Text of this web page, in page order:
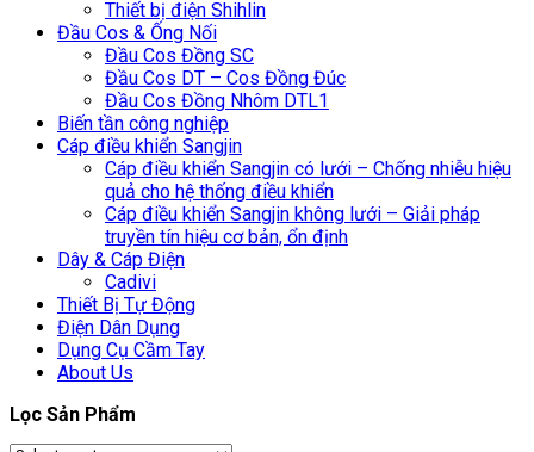
Thiết bị điện Shihlin
Đầu Cos & Ống Nối
Đầu Cos Đồng SC
Đầu Cos DT – Cos Đồng Đúc
Đầu Cos Đồng Nhôm DTL1
Biến tần công nghiệp
Cáp điều khiển Sangjin
Cáp điều khiển Sangjin có lưới – Chống nhiễu hiệu
quả cho hệ thống điều khiển
Cáp điều khiển Sangjin không lưới – Giải pháp
truyền tín hiệu cơ bản, ổn định
Dây & Cáp Điện
Cadivi
Thiết Bị Tự Động
Điện Dân Dụng
Dụng Cụ Cầm Tay
About Us
Lọc Sản Phẩm